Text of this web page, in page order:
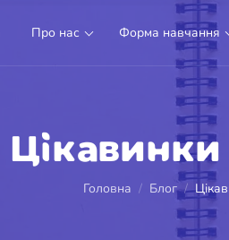
Про нас Форма навчання
Цікавинки
Головна Блог